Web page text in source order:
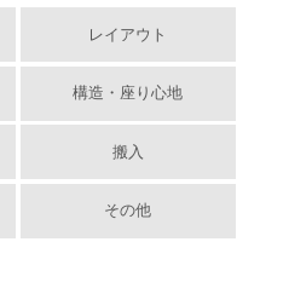
レイアウト
構造・座り心地
搬入
その他